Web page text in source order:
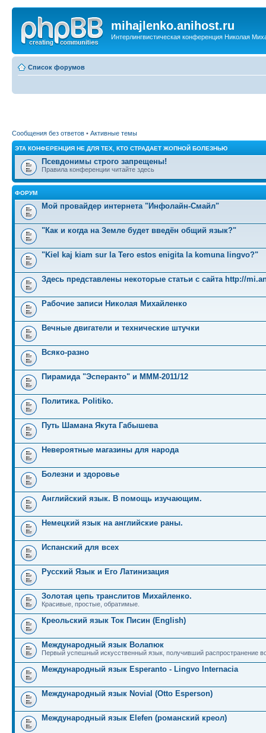
mihajlenko.anihost.ru
Интерлингвистическая конференция Николая
Список форумов
Сообщения без ответов • Активные темы
ЭТА КОНФЕРЕНЦИЯ НЕ ДЛЯ ТЕХ, КТО СТРАДАЕТ ЖОПНОЙ БОЛЕЗНЬЮ
Псевдонимы строго запрещены!
Правила конференции читайте здесь
ФОРУМ
Мой провайдер интернета "Инфолайн-Смайл"
"Как и когда на Земле будет введён общий язык?"
"Kiel kaj kiam sur la Tero estos enigita la komuna lingvo?"
Здесь представлены некоторые статьи с сайта http://
Рабочие записи Николая Михайленко
Вечные двигатели и технические штучки
Всяко-разно
Пирамида "Эсперанто" и MMM-2011/12
Политика. Politiko.
Путь Шамана Якута Габышева
Невероятные магазины для народа
Болезни и здоровье
Английский язык. В помощь изучающим.
Немецкий язык на английские раны.
Испанский для всех
Русский Язык и Его Латинизация
Золотая цепь транслитов Михайленко.
Красивые, простые, обратимые.
Креольский язык Ток Писин (English)
Международный язык Волапюк
Первый успешный искусственный язык, получивший распространение
Международный язык Esperanto - Lingvo Internacia
Международный язык Novial (Otto Esperson)
Международный язык Elefen (романский креол)